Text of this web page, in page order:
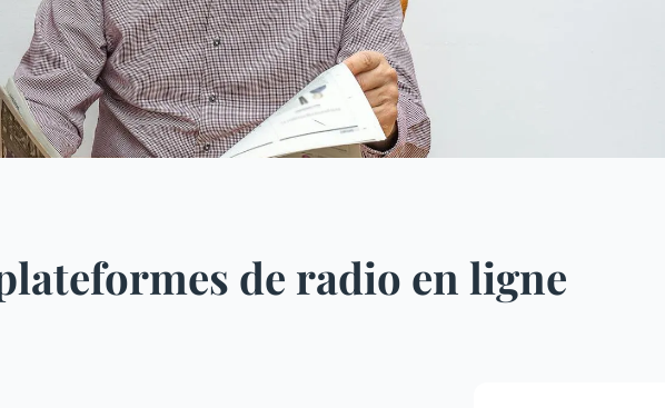
de radio en ligne